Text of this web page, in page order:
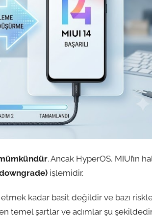
. Ancak HyperOS, MIUI’ın
işlemidir.
kadar basit değildir ve bazı
temel şartlar ve adımlar şu